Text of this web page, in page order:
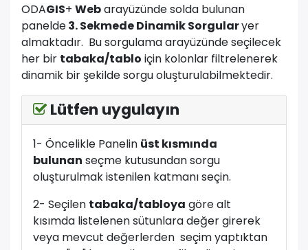
ODAGIS+ Webarayüzünde solda bulunan
panelde3. Sekmede Dinamik Sorgularyer
almaktadır. Bu sorgulama arayüzünde seçilecek
her bir tabaka/tablo için kolonlar filtrelenerek
dinamik bir şekilde sorgu oluşturulabilmektedir.
Lütfen uygulayın
1- Öncelikle Panelin üst kısmında
bulunan seçme kutusundan sorgu
oluşturulmak istenilen katmanı seçin.
2- Seçilen tabaka/tabloya göre alt
kısımda listelenen sütunlara değer girerek
veya mevcut değerlerden seçim yaptıktan